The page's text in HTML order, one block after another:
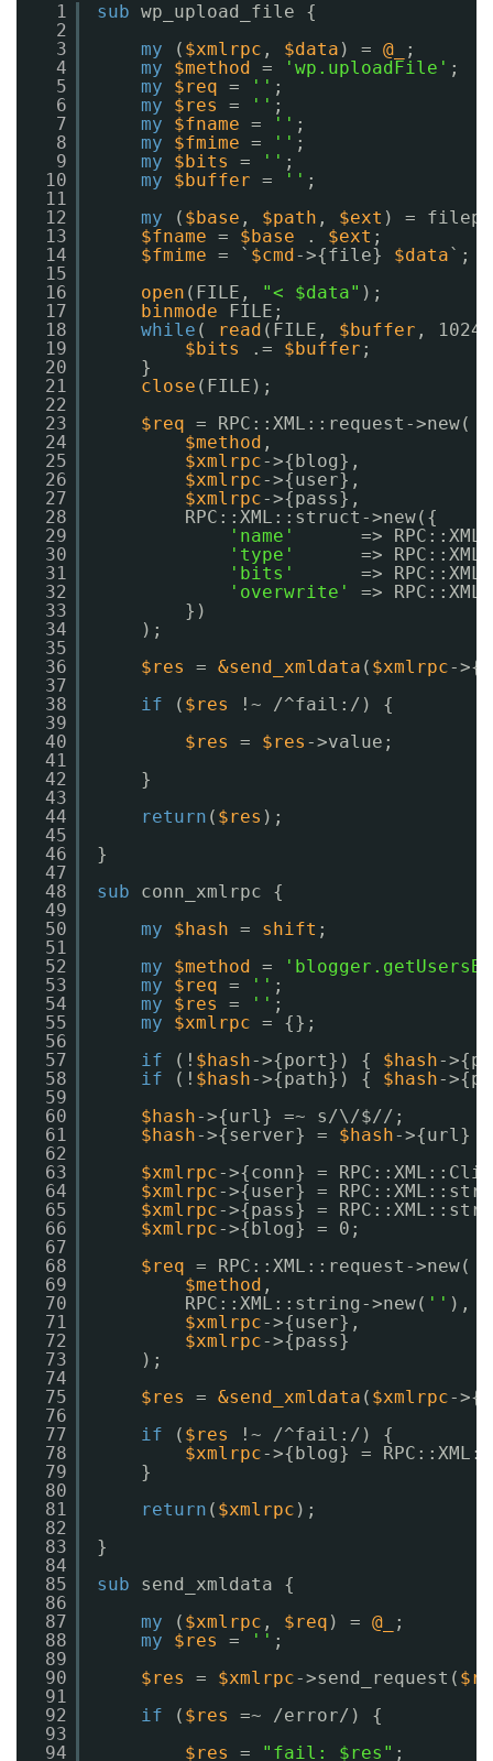
1
2
3
4
5
6
7
8
9
10
11
12
13
14
15
16
17
18
19
20
21
22
23
24
25
26
27
28
29
30
31
32
33
34
35
36
37
38
39
40
41
42
43
44
45
46
47
48
49
50
51
52
53
54
55
56
57
58
59
60
61
62
63
64
65
66
67
68
69
70
71
72
73
74
75
76
77
78
79
80
81
82
83
84
85
86
87
88
89
90
91
92
93
94
sub wp_upload_file {
my
( $xmlrpc , $data ) = @_
;
my
$method = 'wp.uploadFile' ;
my
$req = '' ;
my
$res = '' ;
my
$fname = '' ;
my
$fmime = '' ;
my
$bits = '' ;
my
$buffer = '' ;
my
( $base , $path , $ext ) =
$fname = $base . $ext ;
$fmime = ` $cmd ->{file} $data `;
open (FILE, "< $data" );
binmode
FILE;
while ( read (FILE, $buffer ,
$bits
.= $buffer ;
}
close (FILE);
$req = RPC::XML::request->new(
$method ,
$xmlrpc->{blog},
$xmlrpc->{user},
$xmlrpc->{pass},
RPC::XML::struct->new({
'name'
=>
'type'
=>
'bits'
=>
'overwrite'
=>
})
);
$res
= &send_xmldata ( $xmlrpc-
if
( $res
!~ /^fail:/) {
$res
= $res ->value;
}
return ( $res );
}
sub
conn_xmlrpc {
my
$hash = shift ;
my
$method =
my
$req = '' ;
my
$res = '' ;
my
$xmlrpc = {};
if
(! $hash->{port}) { $hash-
if
(! $hash->{path}) { $hash-
$hash->{url} =~ s/\/$//;
$hash->{server} = $hash->{url}
$xmlrpc->{conn} =
$xmlrpc->{user} =
$xmlrpc->{pass} =
$xmlrpc->{blog} = 0;
$req = RPC::XML::request->new(
$method ,
RPC::XML::string->new( '' ),
$xmlrpc->{user},
$xmlrpc->{pass}
);
$res
= &send_xmldata ( $xmlrpc-
if
( $res
!~ /^fail:/) {
$xmlrpc->{blog} =
}
return ( $xmlrpc );
}
sub
send_xmldata {
my
( $xmlrpc , $req ) = @_
;
my
$res = '' ;
$res
= $xmlrpc->send_request(
if
( $res
=~ /error/) {
$res
= "fail: $res" ;